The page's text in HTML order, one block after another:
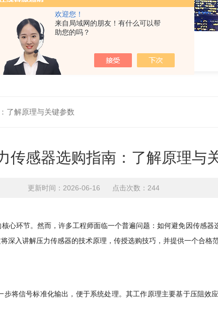
欢迎您！
来自局域网的朋友！有什么可以帮
助您的吗？
了解原理与关键参数
传感器选购指南：了解原理与
更新时间：2026-06-16 点击次数：244
心环节。然而，许多工程师面临一个普遍问题：如何避免因传感
入讲解压力传感器的技术原理，传授选购技巧，并提供一个合格
将信号标准化输出，便于系统处理。其工作原理主要基于压阻效